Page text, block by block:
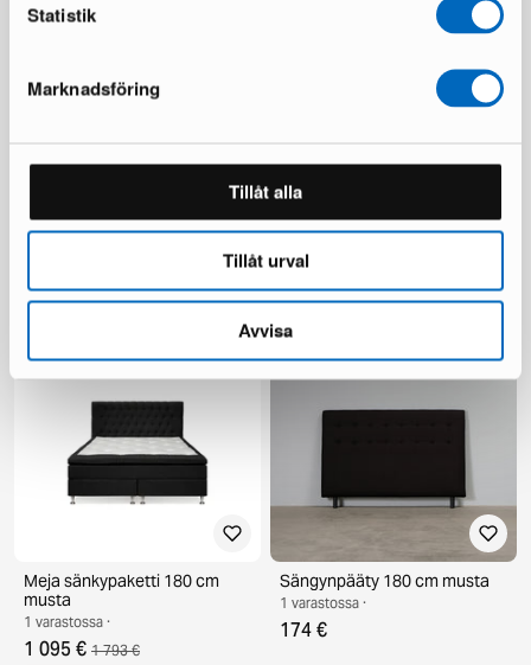
Statistik
Marknadsföring
Tillåt alla
Tillåt urval
Avvisa
Montana sängynpääty 120 cm
beige
214 €
Säästät 145 €
beige
1 varastossa ·
Säästät 1 047 €
Meja sänkypaketti 180 cm
musta
1 varastossa ·
1 095 € 1 793 €
Sängynpääty 180 cm musta
1 varastossa ·
174 €